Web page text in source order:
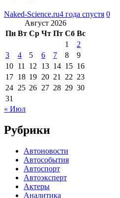
Naked-Science.ru4 года спустя 0
Август 2026
Пн Вт Ср Чт Пт Сб Вс
1
2
3
4 5 6 7 8
9
10 11 12 13 14 15 16
17 18 19 20 21 22 23
24 25 26 27 28 29 30
31
« Июл
Рубрики
Автоновости
Автособытия
Автоспорт
Автоэксперт
Актеры
Аналитика